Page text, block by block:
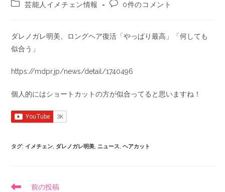
芸能人イメチェン情報
0件のコメント
ダレノガレ明美、ロングヘア復活「やっぱり最高」「何しても
似合う」
https://mdpr.jp/news/detail/1740496
個人的にはショートカットの方が似合ってると思いますね！
タグ: イメチェン, ダレノガレ明美, ニュース, ヘアカット
前の投稿